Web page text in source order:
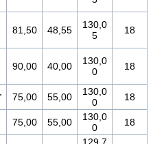
81,50 48,55
130,0
5
18
90,00 40,00
130,0
0
18
75,00 55,00
130,0
0
18
75,00 55,00
130,0
0
18
129,7